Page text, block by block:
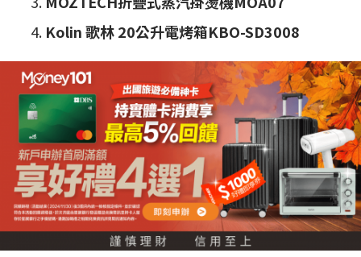
Kolin 歌林 20公升電烤箱KBO-SD3008